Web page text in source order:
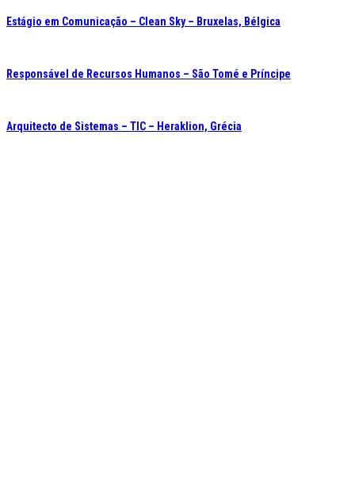
Estágio em Comunicação – Clean Sky – Bruxelas, Bélgica
Responsável de Recursos Humanos – São Tomé e Príncipe
Arquitecto de Sistemas – TIC – Heraklion, Grécia